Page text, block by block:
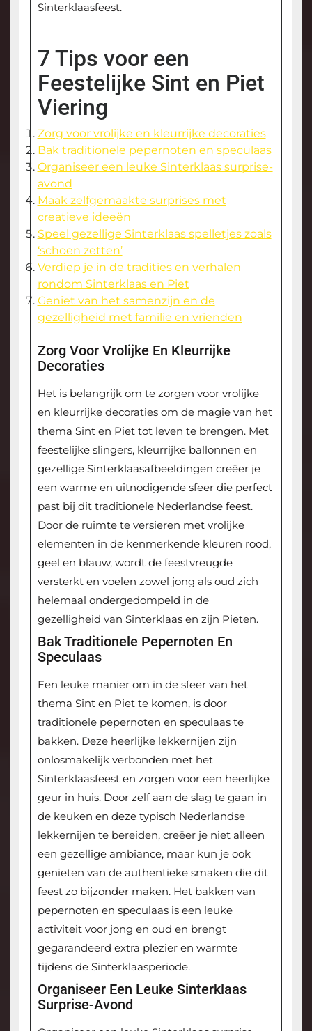
Sinterklaasfeest.
7 Tips voor een
Feestelijke Sint en Piet
Viering
Zorg voor vrolijke en kleurrijke decoraties
Bak traditionele pepernoten en speculaas
Organiseer een leuke Sinterklaas surprise-
avond
Maak zelfgemaakte surprises met
creatieve ideeën
Speel gezellige Sinterklaas spelletjes zoals
‘schoen zetten’
Verdiep je in de tradities en verhalen
rondom Sinterklaas en Piet
Geniet van het samenzijn en de
gezelligheid met familie en vrienden
Zorg Voor Vrolijke En Kleurrijke
Decoraties
Het is belangrijk om te zorgen voor vrolijke
en kleurrijke decoraties om de magie van het
thema Sint en Piet tot leven te brengen. Met
feestelijke slingers, kleurrijke ballonnen en
gezellige Sinterklaasafbeeldingen creëer je
een warme en uitnodigende sfeer die perfect
past bij dit traditionele Nederlandse feest.
Door de ruimte te versieren met vrolijke
elementen in de kenmerkende kleuren rood,
geel en blauw, wordt de feestvreugde
versterkt en voelen zowel jong als oud zich
helemaal ondergedompeld in de
gezelligheid van Sinterklaas en zijn Pieten.
Bak Traditionele Pepernoten En
Speculaas
Een leuke manier om in de sfeer van het
thema Sint en Piet te komen, is door
traditionele pepernoten en speculaas te
bakken. Deze heerlijke lekkernijen zijn
onlosmakelijk verbonden met het
Sinterklaasfeest en zorgen voor een heerlijke
geur in huis. Door zelf aan de slag te gaan in
de keuken en deze typisch Nederlandse
lekkernijen te bereiden, creëer je niet alleen
een gezellige ambiance, maar kun je ook
genieten van de authentieke smaken die dit
feest zo bijzonder maken. Het bakken van
pepernoten en speculaas is een leuke
activiteit voor jong en oud en brengt
gegarandeerd extra plezier en warmte
tijdens de Sinterklaasperiode.
Organiseer Een Leuke Sinterklaas
Surprise-Avond